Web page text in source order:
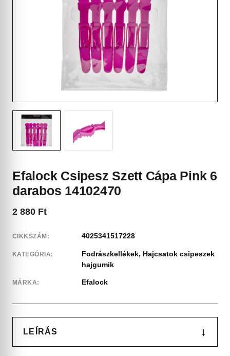
Efalock Csipesz Szett Cápa Pink 6
darabos 14102470
2 880 Ft
CIKKSZÁM: 4025341517228
KATEGÓRIA: Fodrászkellékek, Hajcsatok csipeszek
hajgumik
MÁRKA: Efalock
LEÍRÁS ↓